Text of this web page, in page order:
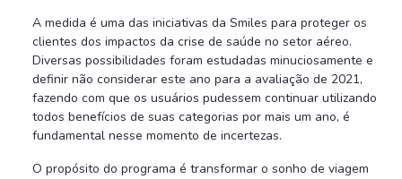
A medida é uma das iniciativas da Smiles para proteger os
clientes dos impactos da crise de saúde no setor aéreo.
Diversas possibilidades foram estudadas minuciosamente e
definir não considerar este ano para a avaliação de 2021,
fazendo com que os usuários pudessem continuar utilizando
todos benefícios de suas categorias por mais um ano, é
fundamental nesse momento de incertezas.
O propósito do programa é transformar o sonho de viagem